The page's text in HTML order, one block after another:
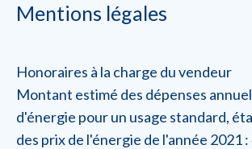
Mentions légales
Honoraires à la charge du vendeur
Montant estimé des dépenses
d'énergie pour un usage standard,
des prix de l'énergie de l'année 2021